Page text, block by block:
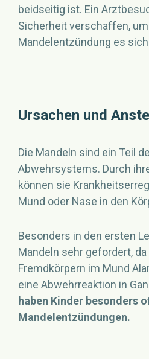
beidseitig ist. Ein
Sicherheit verschaffen,
Mandelentzündung es
Ursachen und
Die Mandeln sind ein Teil
Abwehrsystems. Durch
können sie
Mund oder Nase in den
Besonders in den ersten
Mandeln sehr gefordert,
Fremdkörpern im Mund
eine Abwehrreaktion in
haben Kinder besonders
Mandelentzündungen.